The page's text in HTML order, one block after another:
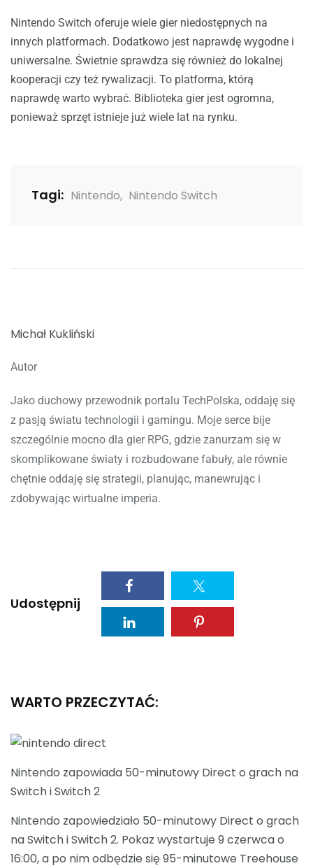
Nintendo Switch oferuje wiele gier niedostępnych na
innych platformach. Dodatkowo jest naprawdę wygodne i
uniwersalne. Świetnie sprawdza się również do lokalnej
kooperacji czy też rywalizacji. To platforma, którą
naprawdę warto wybrać. Biblioteka gier jest ogromna,
ponieważ sprzęt istnieje już wiele lat na rynku.
Tagi: Nintendo, Nintendo Switch
Michał Kukliński
Autor
Jako duchowy przewodnik portalu TechPolska, oddaję się
z pasją światu technologii i gamingu. Moje serce bije
szczególnie mocno dla gier RPG, gdzie zanurzam się w
skomplikowane światy i rozbudowane fabuły, ale równie
chętnie oddaję się strategii, planując, manewrując i
zdobywając wirtualne imperia.
Udostępnij
WARTO PRZECZYTAĆ:
Nintendo zapowiada 50-minutowy Direct o grach na
Switch i Switch 2
Nintendo zapowiedziało 50-minutowy Direct o grach
na Switch i Switch 2. Pokaz wystartuje 9 czerwca o
16:00, a po nim odbędzie się 95-minutowe Treehouse